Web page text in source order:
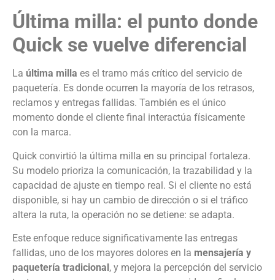
Última milla: el punto donde
Quick se vuelve diferencial
La última milla es el tramo más crítico del servicio de
paquetería. Es donde ocurren la mayoría de los retrasos,
reclamos y entregas fallidas. También es el único
momento donde el cliente final interactúa físicamente
con la marca.
Quick convirtió la última milla en su principal fortaleza.
Su modelo prioriza la comunicación, la trazabilidad y la
capacidad de ajuste en tiempo real. Si el cliente no está
disponible, si hay un cambio de dirección o si el tráfico
altera la ruta, la operación no se detiene: se adapta.
Este enfoque reduce significativamente las entregas
fallidas, uno de los mayores dolores en la mensajería y
paquetería tradicional, y mejora la percepción del servicio